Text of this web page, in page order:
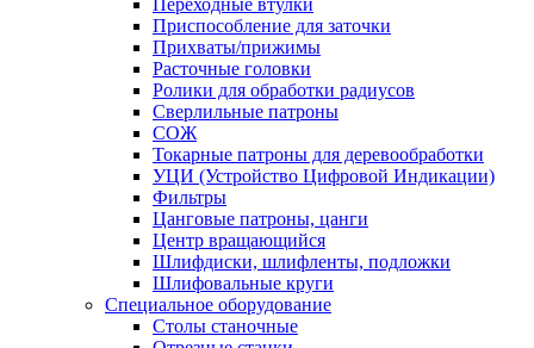
Переходные втулки
Приспособление для заточки
Прихваты/прижимы
Расточные головки
Ролики для обработки радиусов
Сверлильные патроны
СОЖ
Токарные патроны для деревообработки
УЦИ (Устройство Цифровой Индикации)
Фильтры
Цанговые патроны, цанги
Центр вращающийся
Шлифдиски, шлифленты, подложки
Шлифовальные круги
Специальное оборудование
Столы станочные